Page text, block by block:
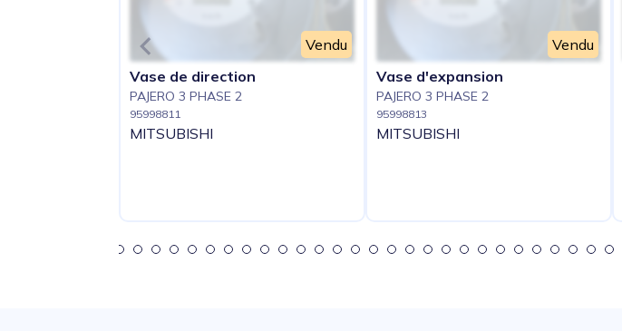
Vendu
Vase de direction
PAJERO 3 PHASE 2
95998811
MITSUBISHI
Vendu
Vase d'expansion
PAJERO 3 PHASE 2
95998813
MITSUBISHI